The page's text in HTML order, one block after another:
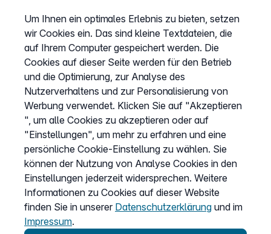
Hilfecenter
Webinare
Wissen & Ratgeber
Bandbreitengarantie
Verfügbarkeit prüfen
Barriere melden
Kündigung
Kundenportal Login
Vertrag widerrufen
Easybell-App
Anleitung
Um Ihnen ein optimales Erlebnis zu bieten, setzen
wir Cookies ein. Das sind kleine Textdateien, die
auf Ihrem Computer gespeichert werden. Die
Cookies auf dieser Seite werden für den Betrieb
und die Optimierung, zur Analyse des
Nutzerverhaltens und zur Personalisierung von
Werbung verwendet. Klicken Sie auf "Akzeptieren
", um alle Cookies zu akzeptieren oder auf
"Einstellungen", um mehr zu erfahren und eine
persönliche Cookie-Einstellung zu wählen. Sie
können der Nutzung von Analyse Cookies in den
Einstellungen jederzeit widersprechen. Weitere
Informationen zu Cookies auf dieser Website
finden Sie in unserer Datenschutzerklärung und im
Impressum.